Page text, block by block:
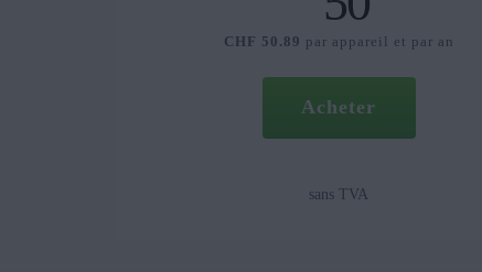
CHF 50.89 par appareil et par an
Acheter
sans TVA